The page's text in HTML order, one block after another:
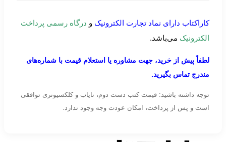
کاراکتاب دارای نماد تجارت الکترونیک و درگاه رسمی پرداخت
الکترونیک می‌باشد.
لطفاً پیش از خرید، جهت مشاوره یا استعلام قیمت با شماره‌های
مندرج تماس بگیرید.
توجه داشته باشید: قیمت کتب دست دوم، نایاب و کلکسیونری توافقی
است و پس از پرداخت، امکان عودت وجه وجود ندارد.